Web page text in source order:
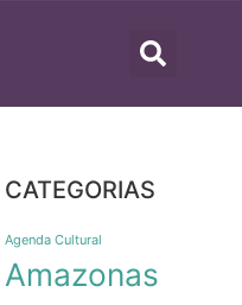
CATEGORIAS
Agenda Cultural
Amazonas